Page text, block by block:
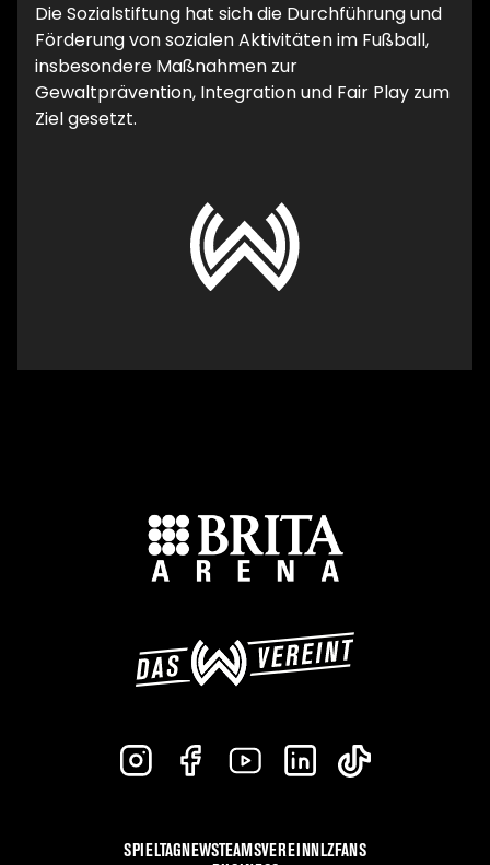
Die Sozialstiftung hat sich die Durchführung und
Förderung von sozialen Aktivitäten im Fußball,
insbesondere Maßnahmen zur
Gewaltprävention, Integration und Fair Play zum
Ziel gesetzt.
SPIELTAGNEWSTEAMSVEREINNLZFANS